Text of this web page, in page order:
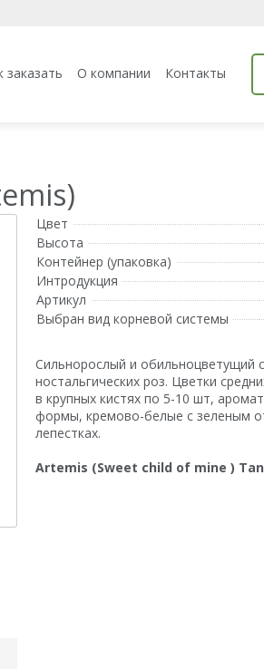
заказать О компании Контакты
Цвет
Высота
Контейнер (упаковка)
Интродукция
Артикул
Выбран вид корневой системы
Сильнорослый и обильноцветущий
ностальгических роз. Цветки
в крупных кистях по 5-10 шт,
формы, кремово-белые с зеленым
лепестках.
Artemis (Sweet child of mine )